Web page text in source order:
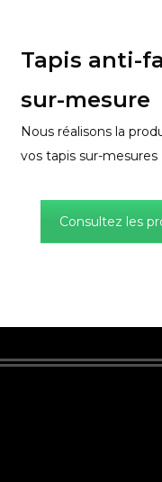
Tapis anti-
sur-mesure
Nous réalisons la
vos tapis sur-mesures
Consultez les